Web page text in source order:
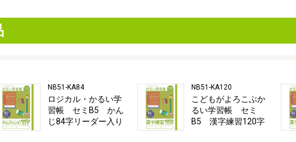
NB51-KA84
ロジカル・かるい学
習帳 セミB5 かん
じ84字リーダー入り
NB51-KA120
こどもがよろこぶか
るい学習帳 セミ
B5 漢字練習120字